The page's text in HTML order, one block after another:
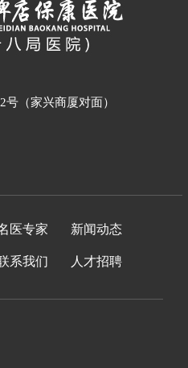
（家兴商厦对面）
医专家 新闻动态
系我们 人才招聘